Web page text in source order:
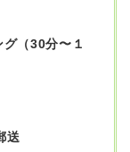
（30分〜１
送